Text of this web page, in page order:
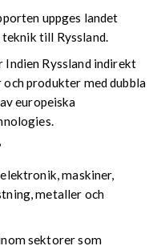
uppges landet
till Ryssland.
Indien Ryssland indirekt
produkter med dubbla
europeiska
maskiner,
metaller och
sektorer som